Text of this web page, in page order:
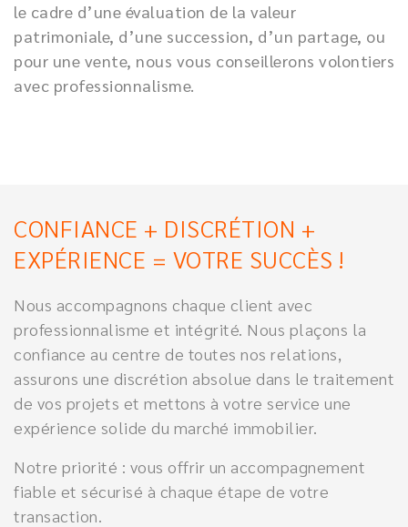
le cadre d’une évaluation de la valeur
patrimoniale, d’une succession, d’un partage, ou
pour une vente, nous vous conseillerons volontiers
avec professionnalisme.
CONFIANCE + DISCRÉTION +
EXPÉRIENCE = VOTRE SUCCÈS !
Nous accompagnons chaque client avec
professionnalisme et intégrité. Nous plaçons la
confiance au centre de toutes nos relations,
assurons une discrétion absolue dans le traitement
de vos projets et mettons à votre service une
expérience solide du marché immobilier.
Notre priorité : vous offrir un accompagnement
fiable et sécurisé à chaque étape de votre
transaction.